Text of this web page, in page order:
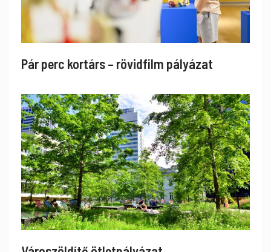
Pár perc kortárs – rövidfilm pályázat